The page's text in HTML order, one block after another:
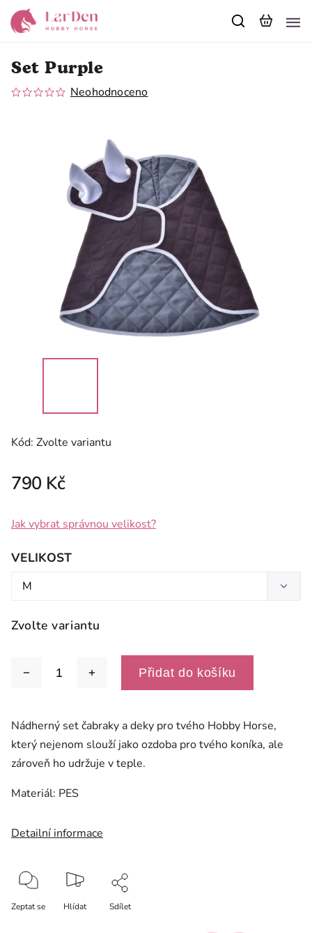
Set Purple
Neohodnoceno
Kód: Zvolte variantu
790 Kč
Zvolte variantu
Jak vybrat správnou velikost?
VELIKOST
Přidat do košíku
Nádherný set čabraky a deky pro tvého Hobby Horse,
který nejenom slouží jako ozdoba pro tvého koníka, ale
zároveň ho udržuje v teple.
Materiál: PES
Detailní informace
Zeptat se Hlídat Sdílet